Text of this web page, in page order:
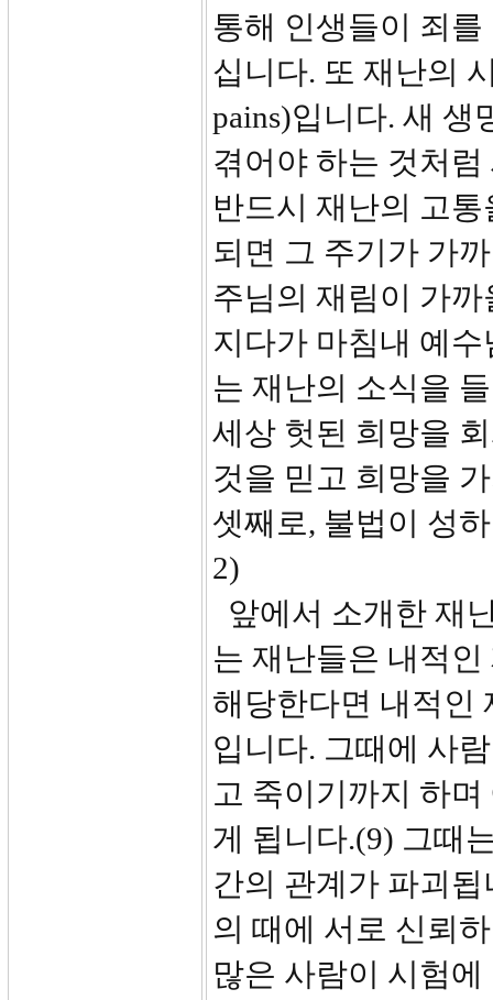
통해 인생들이 죄
십니다. 또 재난의
pains)입니다. 새 생
겪어야 하는 것처
반드시 재난의 고
되면 그 주기가 가
주님의 재림이 가
지다가 마침내 예
는 재난의 소식을
세상 헛된 희망을
것을 믿고 희망을
셋째로, 불법이 성
2)
앞에서 소개한 재
는 재난들은 내적
해당한다면 내적인
입니다. 그때에 사
고 죽이기까지 하
게 됩니다.(9) 그때
간의 관계가 파괴
의 때에 서로 신뢰
많은 사람이 시험